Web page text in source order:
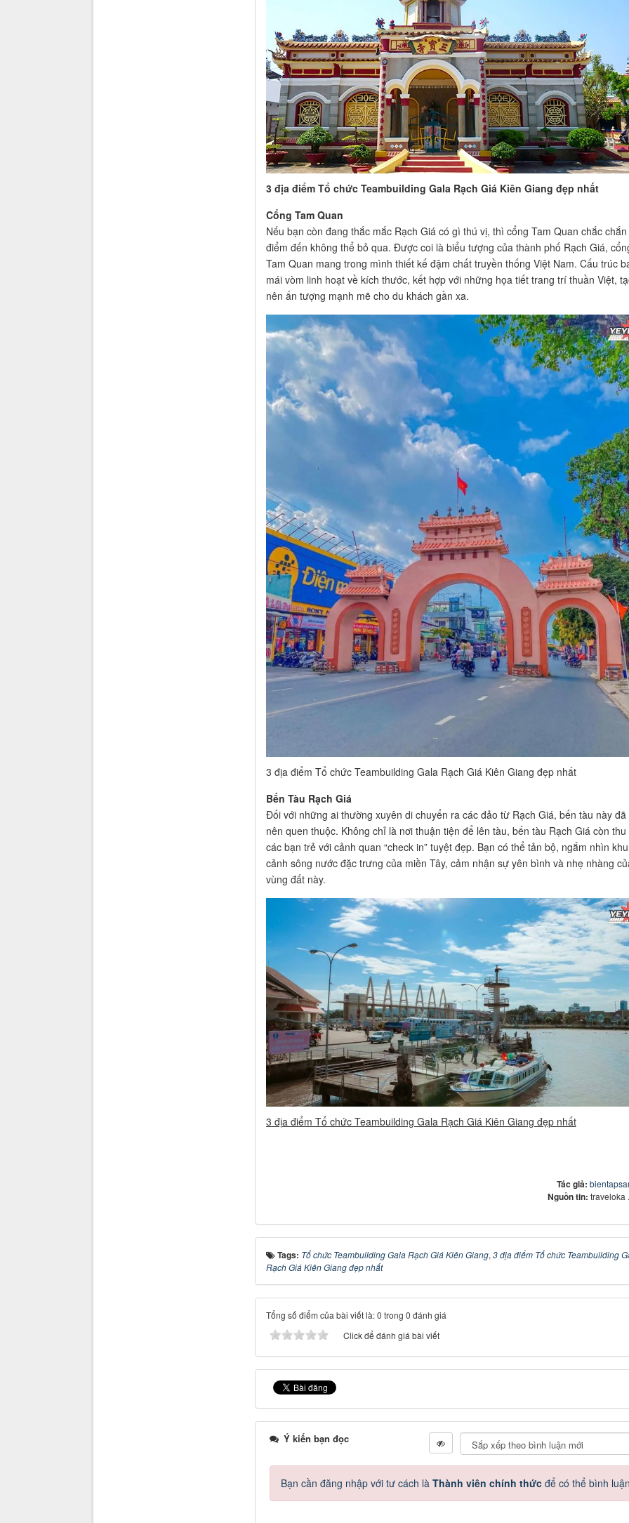
3 địa điểm Tổ chức Teambuilding Gala Rạch Giá Kiên Giang đẹp nhất
Cổng Tam Quan
Nếu bạn còn đang thắc mắc Rạch Giá có gì thú vị, thì cổng Tam Quan chắc chắn
điểm đến không thể bỏ qua. Được coi là biểu tượng của thành phố Rạch Giá,
Tam Quan mang trong mình thiết kế đậm chất truyền thống Việt Nam. Cấu trúc
mái vòm linh hoạt về kích thước, kết hợp với những họa tiết trang trí thuần Việt,
nên ấn tượng mạnh mẽ cho du khách gần xa.
3 địa điểm Tổ chức Teambuilding Gala Rạch Giá Kiên Giang đẹp nhất
Bến Tàu Rạch Giá
Đối với những ai thường xuyên di chuyển ra các đảo từ Rạch Giá, bến tàu này đã
nên quen thuộc. Không chỉ là nơi thuận tiện để lên tàu, bến tàu Rạch Giá còn thu
các bạn trẻ với cảnh quan “check in” tuyệt đẹp. Bạn có thể tản bộ, ngắm nhìn
cảnh sông nước đặc trưng của miền Tây, cảm nhận sự yên bình và nhẹ nhàng
vùng đất này.
3 địa điểm Tổ chức Teambuilding Gala Rạch Giá Kiên Giang đẹp nhất
Tác giả:
Nguồn tin:traveloka
Tags: Tổ chức Teambuilding Gala Rạch Giá Kiên Giang, 3 địa điểm Tổ chức Teambuilding
Rạch Giá Kiên Giang đẹp nhất
Tổng số điểm của bài viết là: 0 trong 0 đánh giá
Click để đánh giá bài viết
Ý kiến bạn đọc
Bạn cần đăng nhập với tư cách là Thành viên chính thứcđể có thể bình